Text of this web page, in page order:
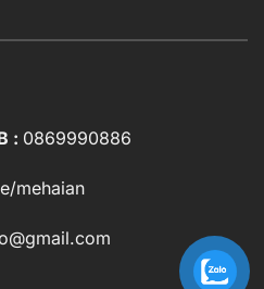
: 0869990886
mehaian